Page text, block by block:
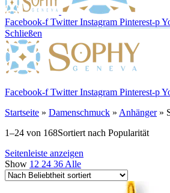
Facebook-f Twitter Instagram Pinterest-p
Schließen
Facebook-f Twitter Instagram Pinterest-p
Startseite » Damenschmuck » Anhänger»
1–24 von 168Sortiert nach Popularität
Seitenleiste anzeigen
Show 12 24 36 Alle